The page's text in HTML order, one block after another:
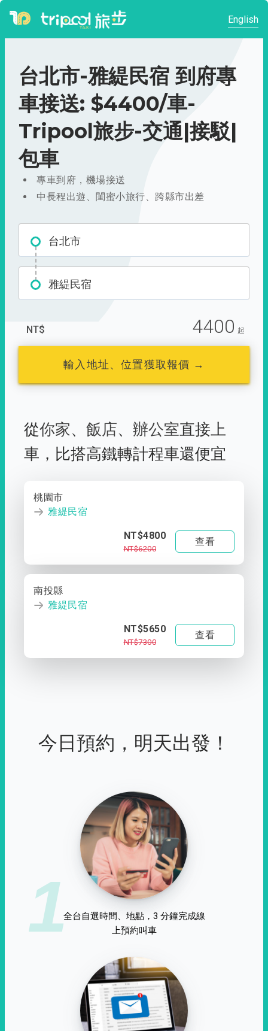
English
台北市-雅緹民宿 到府專
車接送: $4400/車-
Tripool旅步-交通|接駁|
包車
專車到府，機場接送
中長程出遊、閨蜜小旅行、跨縣市出差
台北市
雅緹民宿
NT$ 4400 起
輸入地址、位置獲取報價 →
從你家、 飯店、 辦公室直接上
車， 比搭高鐵轉計程車還便宜
桃園市
雅緹民宿
NT$4800
NT$6200
查看
南投縣
雅緹民宿
NT$5650
NT$7300
查看
今日預約，明天出發！
1全台自選時間、地點，3 分鐘完成線
上預約叫車